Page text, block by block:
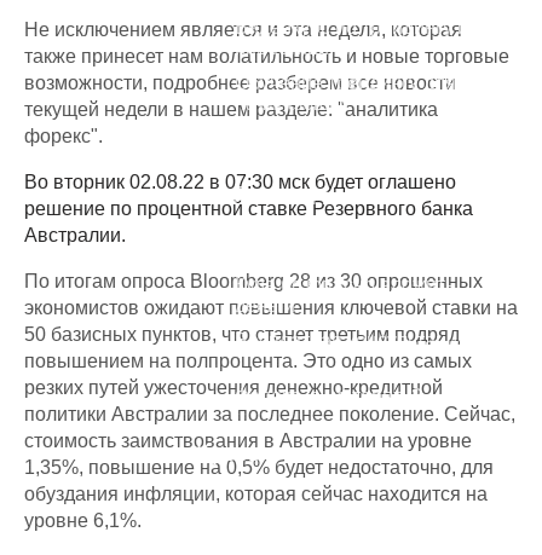
Видеокурс по трейдингу и
инвестициям
Обучение трейдингу для
начинающих
Дивидендные короли
Куда безопасно вложить
деньги
Бесплатная консультация
Как зарабатывать на
Форекс, а не терять?
Курсы
Фондовый рынок
Не исключением является и эта неделя, которая
также принесет нам волатильность и новые торговые
возможности, подробнее разберем все новости
текущей недели в нашем разделе: "аналитика
форекс".
Во вторник 02.08.22 в 07:30 мск будет оглашено
решение по процентной ставке Резервного банка
Австралии.
По итогам опроса Bloomberg 28 из 30 опрошенных
экономистов ожидают повышения ключевой ставки на
50 базисных пунктов, что станет третьим подряд
повышением на полпроцента. Это одно из самых
резких путей ужесточения денежно-кредитной
политики Австралии за последнее поколение. Сейчас,
стоимость заимствования в Австралии на уровне
1,35%, повышение на 0,5% будет недостаточно, для
обуздания инфляции, которая сейчас находится на
уровне 6,1%.